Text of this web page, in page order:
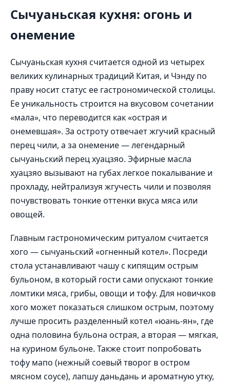
Сычуаньская кухня: огонь и
онемение
Сычуаньская кухня считается одной из четырех
великих кулинарных традиций Китая, и Чэнду по
праву носит статус ее гастрономической столицы.
Ее уникальность строится на вкусовом сочетании
«мала», что переводится как «острая и
онемевшая». За остроту отвечает жгучий красный
перец чили, а за онемение — легендарный
сычуаньский перец хуацзяо. Эфирные масла
хуацзяо вызывают на губах легкое покалывание и
прохладу, нейтрализуя жгучесть чили и позволяя
почувствовать тонкие оттенки вкуса мяса или
овощей.
Главным гастрономическим ритуалом считается
хого — сычуаньский «огненный котел». Посреди
стола устанавливают чашу с кипящим острым
бульоном, в который гости сами опускают тонкие
ломтики мяса, грибы, овощи и тофу. Для новичков
хого может показаться слишком острым, поэтому
лучше просить разделенный котел «юань-ян», где
одна половина бульона острая, а вторая — мягкая,
на курином бульоне. Также стоит попробовать
тофу мапо (нежный соевый творог в остром
мясном соусе), лапшу даньдань и ароматную утку,